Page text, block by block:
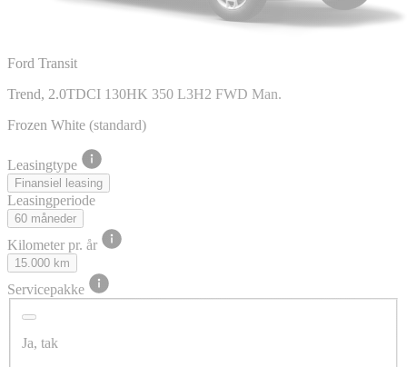
Ford Transit
Trend, 2.0TDCI 130HK 350 L3H2 FWD Man.
Frozen White (standard)
Leasingtype
Finansiel leasing
Leasingperiode
60 måneder
Kilometer pr. år
15.000 km
Servicepakke
Ja, tak